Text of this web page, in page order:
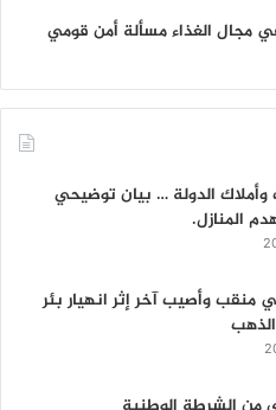
في مجال الغذاء مسألة أمن قومي
وأملاك الدولة … بيان توضيحي
المنازل.
منقب وأصيب آخر إثر انهيار بئر